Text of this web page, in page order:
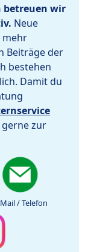
betreuen wir
Neue
mehr
Beiträge der
bestehen
Damit du
zur
/ Telefon